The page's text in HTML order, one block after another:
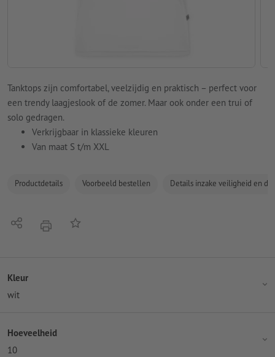
Tanktops zijn comfortabel, veelzijdig en praktisch – perfect voor
een trendy laagjeslook of de zomer. Maar ook onder een trui of
solo gedragen.
Verkrijgbaar in klassieke kleuren
Van maat S t/m XXL
Productdetails Voorbeeld bestellen Details inzake veiligheid en
Delen afdrukkenOp de lijst
Kleur
wit
Hoeveelheid
10